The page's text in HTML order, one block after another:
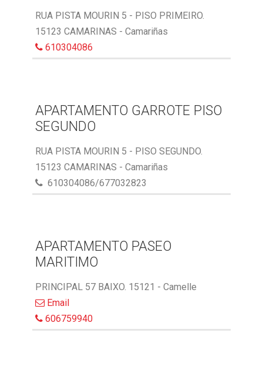
RUA PISTA MOURIN 5 - PISO PRIMEIRO.
15123 CAMARINAS - Camariñas
610304086
APARTAMENTO GARROTE PISO
SEGUNDO
RUA PISTA MOURIN 5 - PISO SEGUNDO.
15123 CAMARINAS - Camariñas
610304086/677032823
APARTAMENTO PASEO
MARITIMO
PRINCIPAL 57 BAIXO. 15121 - Camelle
Email
606759940